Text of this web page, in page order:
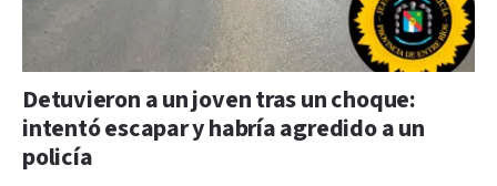
Detuvieron a un joven tras un choque:
intentó escapar y habría agredido a un
policía